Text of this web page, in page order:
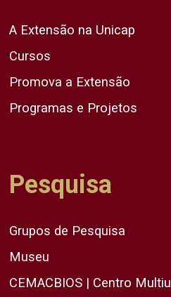
A Extensão na Unicap
Cursos
Promova a Extensão
Programas e Projetos
Pesquisa
Grupos de Pesquisa
Museu
CEMACBIOS | Centro